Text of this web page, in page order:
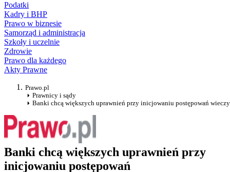
Podatki
Kadry i BHP
Prawo w biznesie
Samorząd i administracja
Szkoły i uczelnie
Zdrowie
Prawo dla każdego
Akty Prawne
Prawo.pl
Prawnicy i sądy
Banki chcą większych uprawnień przy inicjowaniu postępowań
Banki chcą większych uprawnień przy
inicjowaniu postępowań